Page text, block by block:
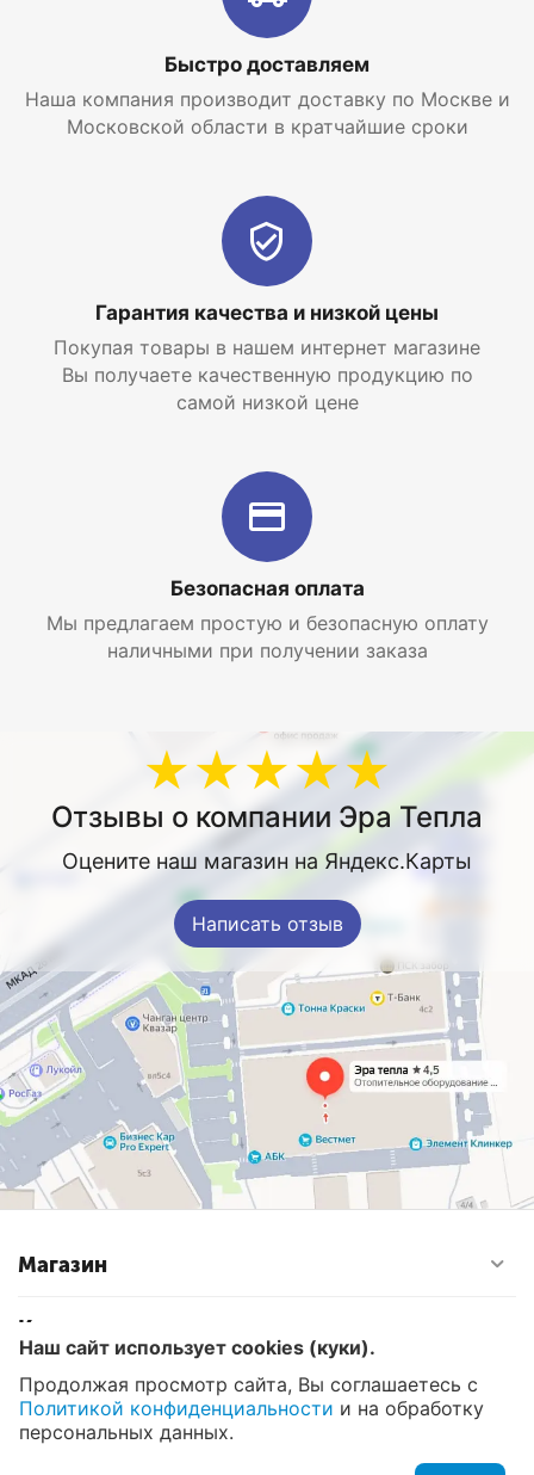
Быстро доставляем
Наша компания производит доставку по Москве и
Московской области в кратчайшие сроки
Гарантия качества и низкой цены
Покупая товары в нашем интернет магазине
Вы получаете качественную продукцию по
самой низкой цене
Безопасная оплата
Мы предлагаем простую и безопасную оплату
наличными при получении заказа
★★★★★
Отзывы о компании Эра Тепла
Оцените наш магазин на Яндекс.Карты
Написать отзыв
Магазин
Контакты
© 2008 - 2026 Эра Тепла. Интернет магазин отопительных
систем и водоснабжения в Москве
Наш сайт использует cookies (куки).
Продолжая просмотр сайта, Вы соглашаетесь с
Политикой конфиденциальности и на обработку
персональных данных.